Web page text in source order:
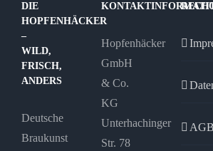
DIE
HOPFENHÄCKER
–
WILD,
FRISCH,
ANDERS
Deutsche
Braukunst
Hopfenhäcker
GmbH
& Co.
KG
Unterhachinger
Str. 78
AGB